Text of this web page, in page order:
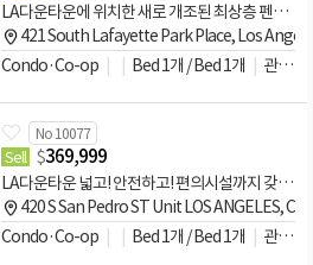
LA다운타운에 위치한 새로 개조된 최상층 펜트 하우스 콘도
421 South Lafayette Park Place, Los
Condo·Co-op
Bed 1개 / Bed 1개 관리비문의
No 10077
Sell $369,999
LA다운타운 넓고! 안전하고! 편의시설까지 갖춘 원룸 매매
420 S San Pedro ST Unit LOS ANGELES, Ca.
Condo·Co-op
Bed 1개 / Bed 1개 관리비문의